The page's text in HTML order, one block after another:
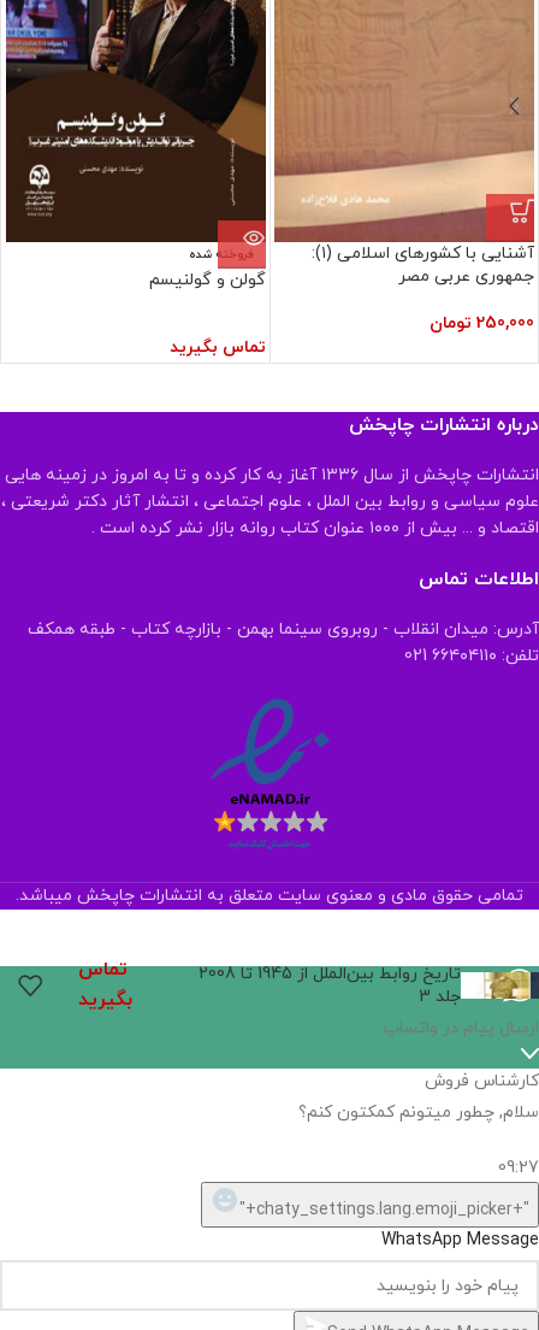
آشنایی با کشورهای اسلامی (۱):
جمهوری عربی مصر
250,000 تومان
فروخته شده
گولن و گولنيسم
تماس بگیرید
درباره انتشارات چاپخش
انتشارات چاپخش از سال ۱۳۳۶ آغاز به کار کرده و تا به امروز در زمینه هایی
علوم سیاسی و روابط بین الملل ، علوم اجتماعی ، انتشار آثار دکتر شریعتی ،
اقتصاد و ... بیش از ۱۰۰۰ عنوان کتاب روانه بازار نشر کرده است .
اطلاعات تماس
آدرس: میدان انقلاب - روبروی سینما بهمن - بازارچه کتاب - طبقه همکف
تلفن: ۶۶۴۰۴۱۱۰ 021
تمامی حقوق مادی و معنوی سایت متعلق به انتشارات چاپخش میباشد.
تاريخ روابط بين‌الملل از 1945 تا 2008
جلد 3
تماس
بگیرید
ارسال پیام در واتساپ
کارشناس فروش
سلام, چطور میتونم کمکتون کنم؟
09:27
"+chaty_settings.lang.emoji_picker+"
WhatsApp Message